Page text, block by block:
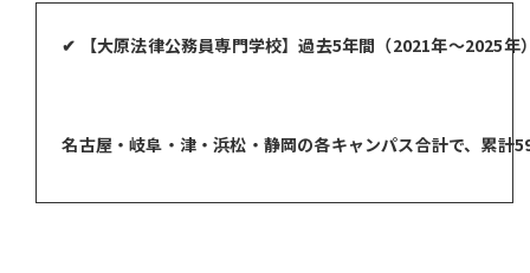
✔ 【大原法律公務員専門学校】過去5年間（2021年〜2025年
名古屋・岐阜・津・浜松・静岡の各キャンパス合計で、累計